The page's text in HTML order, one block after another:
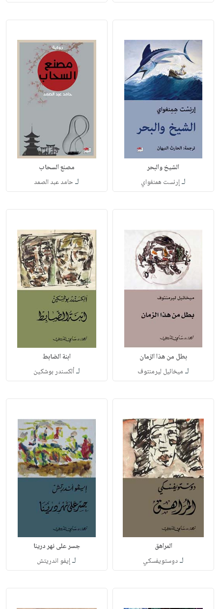
الشيخ والبحر
لـإرنست همنغواي
مصنع السحاب
لـحامد عبد الصمد
بطل من هذا الزمان
لـ ميخائيل ليرمنتوف
ابنة الضابط
لـألكسندر بوشكين
المراهق
لـدوستويفسكي
جسر على نهر درينا
لـإيفو اندريتش